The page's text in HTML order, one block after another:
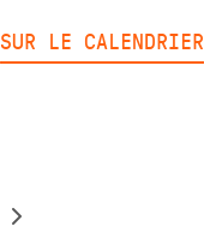
SUR LE CALENDRIER